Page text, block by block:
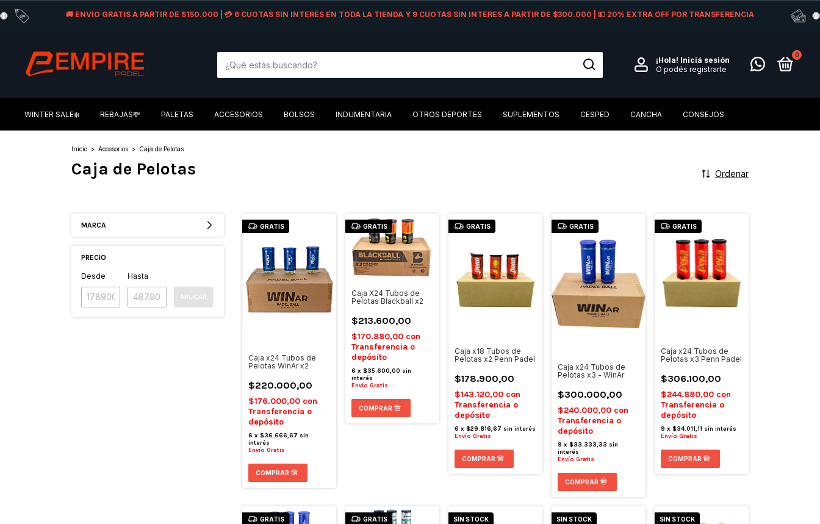
🚚 ENVÍO GRATIS A PARTIR DE $150.000 | 💳 6 CUOTAS SIN INTERÉS EN TODA LA TIENDA Y 9 CUOTAS SIN INTERES A PARTIR DE $300.000 | 💵 20% EXTRA OFF POR TRANSFERENCIA
¡Hola! Iniciá sesión
O podés registrarte
0
WINTER SALE❄️ REBAJAS💸 PALETAS ACCESORIOS BOLSOS INDUMENTARIA OTROS DEPORTES SUPLEMENTOS CESPED CANCHA CONSEJOS
Inicio > Accesorios > Caja de Pelotas
Caja de Pelotas Ordenar
MARCA
PRECIO
Desde Hasta
APLICAR
GRATIS
Caja x24 Tubos de
Pelotas WinAr x2
$220.000,00
$176.000,00 con
Transferencia o
depósito
6 x $36.666,67 sin
interés
Envío Gratis
GRATIS
Caja X24 Tubos de
Pelotas Blackball x2
$213.600,00
$170.880,00 con
Transferencia o
depósito
6 x $35.600,00 sin
interés
Envío Gratis
GRATIS
Caja x18 Tubos de
Pelotas x2 Penn Padel
$178.900,00
$143.120,00 con
Transferencia o
depósito
6 x $29.816,67 sin interés
Envío Gratis
GRATIS
Caja x24 Tubos de
Pelotas x3 - WinAr
$300.000,00
$240.000,00 con
Transferencia o
depósito
9 x $33.333,33 sin
interés
Envío Gratis
GRATIS
Caja x24 Tubos de
Pelotas x3 Penn Padel
$306.100,00
$244.880,00 con
Transferencia o
depósito
9 x $34.011,11 sin interés
Envío Gratis
GRATIS GRATIS
SIN STOCK
SIN STOCK
SIN STOCK